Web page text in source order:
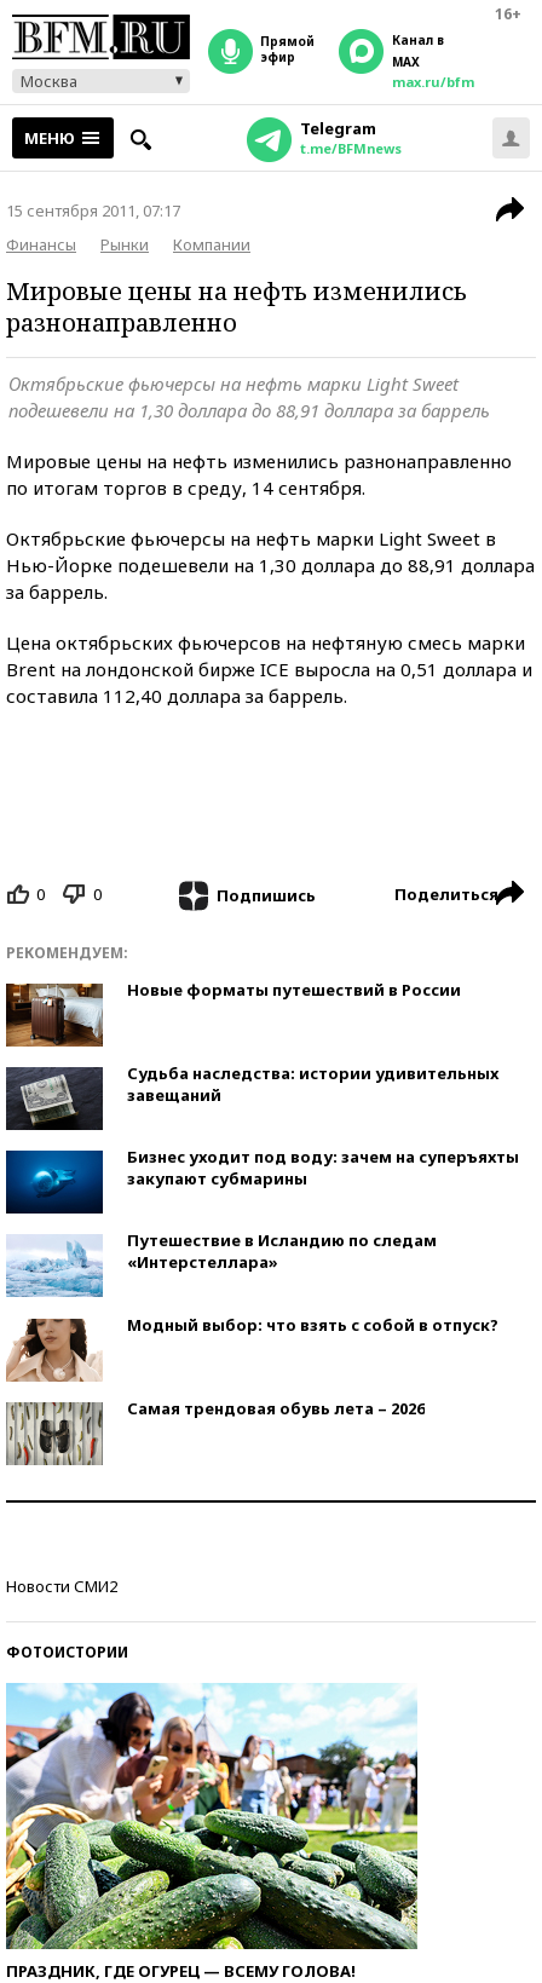
16+
Москва
прямой
эфир
Канал в
MAX
max.ru/bfm
МЕНЮ Telegram
t.me/BFMnews
15 сентября 2011, 07:17
Финансы
Рынки Компании
Мировые цены на нефть изменились
разнонаправленно
Октябрьские фьючерсы на нефть марки Light Sweet
подешевели на 1,30 доллара до 88,91 доллара за баррель
Мировые цены на нефть изменились разнонаправленно
по итогам торгов в среду, 14 сентября.
Октябрьские фьючерсы на нефть марки Light Sweet в
Нью-Йорке подешевели на 1,30 доллара до 88,91 доллара
за баррель.
Цена октябрьских фьючерсов на нефтяную смесь марки
Brent на лондонской бирже IСE выросла на 0,51 доллара и
составила 112,40 доллара за баррель.
0 0 Подпишись Поделиться
РЕКОМЕНДУЕМ:
Новые форматы путешествий в России
Судьба наследства: истории удивительных
завещаний
Бизнес уходит под воду: зачем на суперъяхты
закупают субмарины
Путешествие в Исландию по следам
«Интерстеллара»
Модный выбор: что взять с собой в отпуск?
Самая трендовая обувь лета – 2026
Новости СМИ2
ФОТОИСТОРИИ
ПРАЗДНИК, ГДЕ ОГУРЕЦ — ВСЕМУ ГОЛОВА!